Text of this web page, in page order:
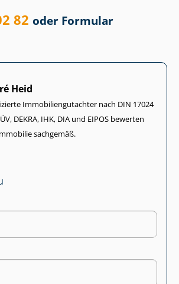
82 oder Formular
Heid
Im­mo­bi­li­en­gut­ach­ter nach DIN 17024
DEKRA, IHK, DIA und EIPOS bewerten
sachgemäß.